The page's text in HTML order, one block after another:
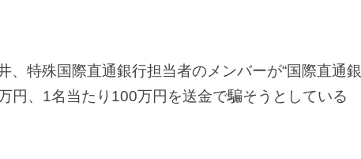
、特殊国際直通銀行担当者のメンバーが“国際直通銀
円、1名当たり100万円を送金で騙そうとしている